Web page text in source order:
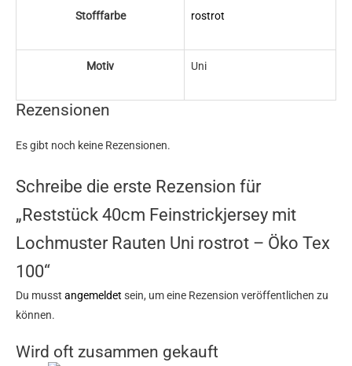
Stofffarbe rostrot
Motiv Uni
Rezensionen
Es gibt noch keine Rezensionen.
Schreibe die erste Rezension für
„Reststück 40cm Feinstrickjersey mit
Lochmuster Rauten Uni rostrot – Öko Tex
100“
Du musst angemeldet sein, um eine Rezension veröffentlichen zu
können.
Wird oft zusammen gekauft